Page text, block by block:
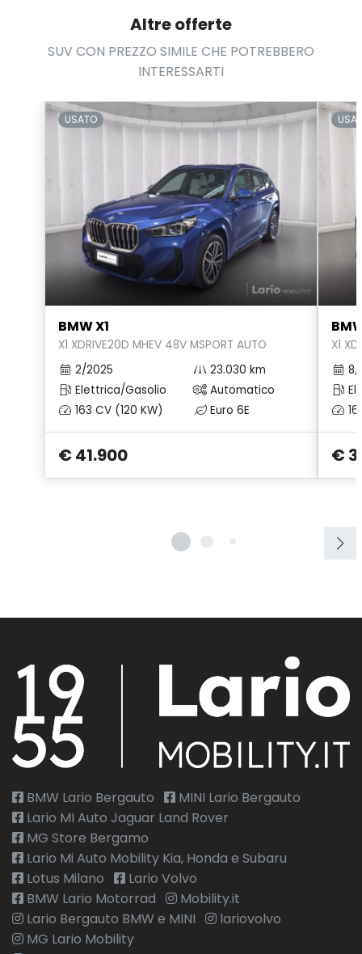
Altre offerte
SUV CON PREZZO SIMILE CHE POTREBBERO
INTERESSARTI
USATO
BMW X1
X1 XDRIVE20D MHEV 48V MSPORT AUTO
2/2025
23.030 km
Elettrica/Gasolio
Automatico
163 CV (120 KW)
Euro 6E
€ 41.900
X1
8/
€
BMW Lario Bergauto
MINI Lario Bergauto
Lario MI Auto Jaguar Land Rover
MG Store Bergamo
Lario Mi Auto Mobility Kia, Honda e Subaru
Lotus Milano
Lario Volvo
BMW Lario Motorrad
Mobility.it
Lario Bergauto BMW e MINI
lariovolvo
MG Lario Mobility